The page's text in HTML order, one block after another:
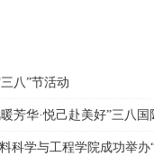
八”节活动
芳华·悦己赴美好”三八
学与工程学院成功举办